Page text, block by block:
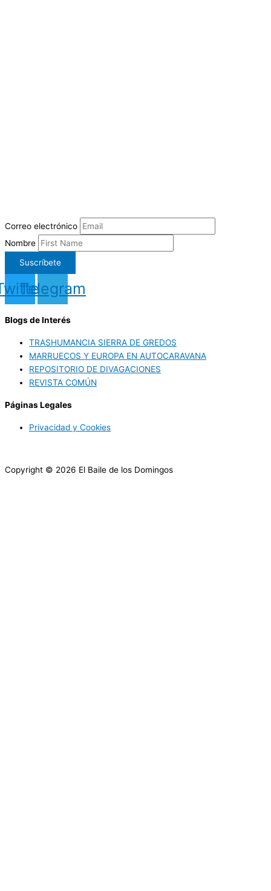
Correo electrónico
Nombre
Suscríbete
Telegram
Blogs de Interés
TRASHUMANCIA SIERRA DE GREDOS
MARRUECOS Y EUROPA EN AUTOCARAVANA
REPOSITORIO DE DIVAGACIONES
REVISTA COMÚN
Páginas Legales
Privacidad y Cookies
Copyright © 2026 El Baile de los Domingos